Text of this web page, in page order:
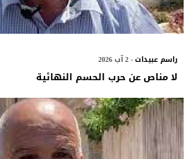
راسم عبيدات- 2 آب 2026
لا مناص عن حرب الحسم النهائية